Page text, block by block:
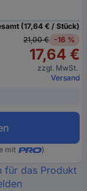
(17,64 € / Stück)
21,00 € -16 %
17,64 €
zzgl. MwSt.
Versand
mit )
für das Produkt